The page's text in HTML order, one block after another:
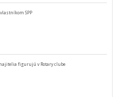
SPP
figurujú v Rotary clube